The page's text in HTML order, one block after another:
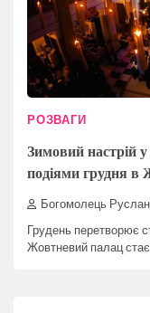
РОЗВАГИ
Зимовий настрій
подіями грудня в
Богомолець
Грудень перетворює
Жовтневий палац